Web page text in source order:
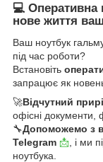
💻 Оперативна
нове життя
Ваш ноутбук
під час роботи?
Встановіть
запрацює як
🚀Відчутний
офісні документи,
🔧Допоможемо з
Telegram 📩 , і ми
ноутбука.